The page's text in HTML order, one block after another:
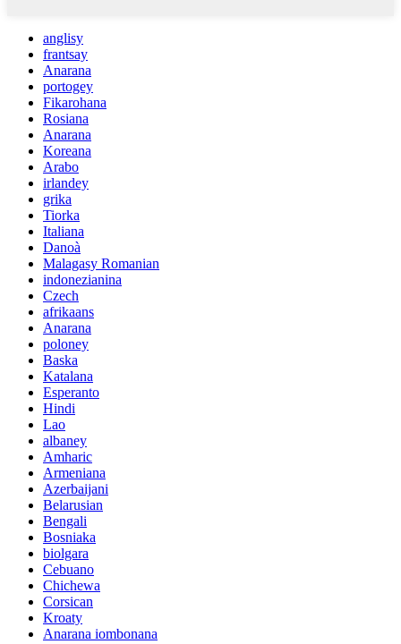
anglisy
frantsay
Anarana
portogey
Fikarohana
Rosiana
Anarana
Koreana
Arabo
irlandey
grika
Tiorka
Italiana
Danoà
Malagasy Romanian
indonezianina
Czech
afrikaans
Anarana
poloney
Baska
Katalana
Esperanto
Hindi
Lao
albaney
Amharic
Armeniana
Azerbaijani
Belarusian
Bengali
Bosniaka
biolgara
Cebuano
Chichewa
Corsican
Kroaty
Anarana iombonana